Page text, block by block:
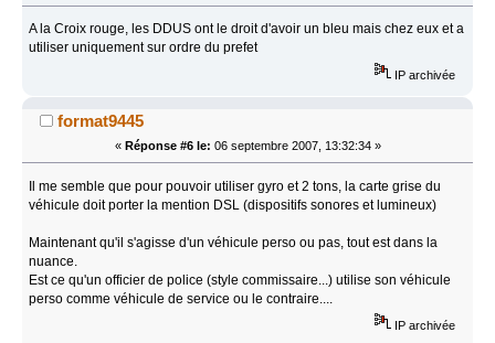
A la Croix rouge, les DDUS ont le droit d'avoir un bleu mais chez eux et a
utiliser uniquement sur ordre du prefet
IP archivée
format9445
« Réponse #6 le: 06 septembre 2007, 13:32:34 »
Il me semble que pour pouvoir utiliser gyro et 2 tons, la carte grise du
véhicule doit porter la mention DSL (dispositifs sonores et lumineux)
Maintenant qu'il s'agisse d'un véhicule perso ou pas, tout est dans la
nuance.
Est ce qu'un officier de police (style commissaire...) utilise son véhicule
perso comme véhicule de service ou le contraire....
IP archivée